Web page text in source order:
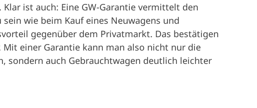
ist auch: Eine GW-Garantie vermittelt den
wie beim Kauf eines Neuwagens und
gegenüber dem Privatmarkt. Das bestätigen
einer Garantie kann man also nicht nur die
sondern auch Gebrauchtwagen deutlich leichter